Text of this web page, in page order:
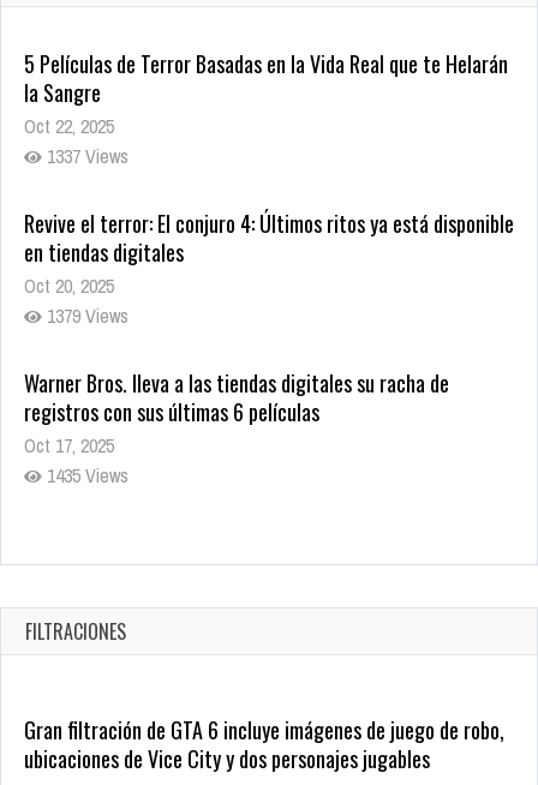
Revive el terror: El conjuro 4: Últimos ritos ya está disponible
en tiendas digitales
Oct 20, 2025
Warner Bros. lleva a las tiendas digitales su racha de
registros con sus últimas 6 películas
Oct 17, 2025
CRUNCHYROLL ANUNCIA FECHA DE ESTRENO EN CINES DE
JUJUTSU KAISEN: EJECUCIÓN
Oct 7, 2025
5 Películas de Terror Basadas en la Vida Real que te Helarán
Oct 22, 2025
1337 Views
FILTRACIONES
Gran filtración de GTA 6 incluye imágenes de juego de robo,
ubicaciones de Vice City y dos personajes jugables